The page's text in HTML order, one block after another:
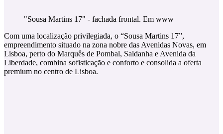
"Sousa Martins 17" - fachada frontal. Em www
Com uma localização privilegiada, o “Sousa Martins 17”,
empreendimento situado na zona nobre das Avenidas Novas, em
Lisboa, perto do Marquês de Pombal, Saldanha e Avenida da
Liberdade, combina sofisticação e conforto e consolida a oferta
premium no centro de Lisboa.